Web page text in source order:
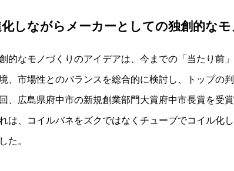
しながらメーカーとしての独創的な
的なモノづくりのアイデアは、今までの「当たり前
、市場性とのバランスを総合的に検討し、トップの
、広島県府中市の新規創業部門大賞府中市長賞を受賞
は、コイルバネをズクではなくチューブでコイル化
た。